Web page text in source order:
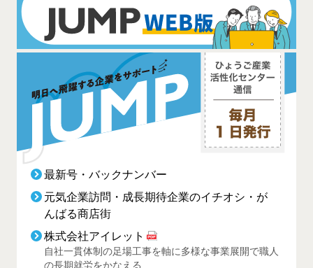
最新号・バックナンバー
元気企業訪問・成長期待企業のイチオシ・が
んばる商店街
株式会社アイレット
自社一貫体制の足場工事を軸に多様な事業展開で職人
の長期就労をかなえる